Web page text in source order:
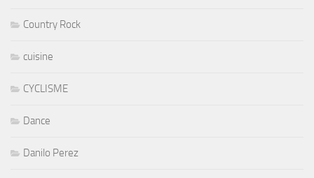
Country Rock
cuisine
CYCLISME
Dance
Danilo Perez